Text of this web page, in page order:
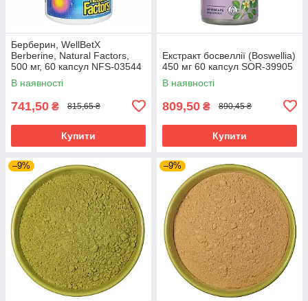
Берберин, WellBetX
Berberine, Natural Factors,
500 мг, 60 капсул NFS-03544
В наявності
741,50 ₴ 815,65 ₴
Купити
Екстракт босвеллії (Boswellia)
450 мг 60 капсул SOR-39905
В наявності
809,50 ₴ 890,45 ₴
Купити
–9% –9%